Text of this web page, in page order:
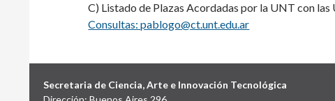
C) Listado de Plazas Acordadas por la UNT con
Consultas: pablogo@ct.unt.edu.ar
Secretaria de Ciencia, Arte e Innovación Tecnológica